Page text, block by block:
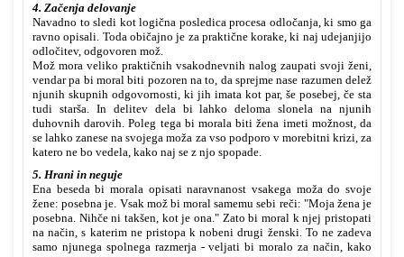
4. Začenja delovanje
Navadno to sledi kot logična posledica procesa odločanja, ki smo ga
ravno opisali. Toda običajno je za praktične korake, ki naj udejanjijo
odločitev, odgovoren mož.
Mož mora veliko praktičnih vsakodnevnih nalog zaupati svoji ženi,
vendar pa bi moral biti pozoren na to, da sprejme nase razumen delež
njunih skupnih odgovornosti, ki jih imata kot par, še posebej, če sta
tudi starša. In delitev dela bi lahko deloma slonela na njunih
duhovnih darovih. Poleg tega bi morala biti žena imeti možnost, da
se lahko zanese na svojega moža za vso podporo v morebitni krizi, za
katero ne bo vedela, kako naj se z njo spopade.
5. Hrani in neguje
Ena beseda bi morala opisati naravnanost vsakega moža do svoje
žene: posebna je. Vsak mož bi moral samemu sebi reči: "Moja žena je
posebna. Nihče ni takšen, kot je ona." Zato bi moral k njej pristopati
na način, s katerim ne pristopa k nobeni drugi ženski. To ne zadeva
samo njunega spolnega razmerja - veljati bi moralo za način, kako